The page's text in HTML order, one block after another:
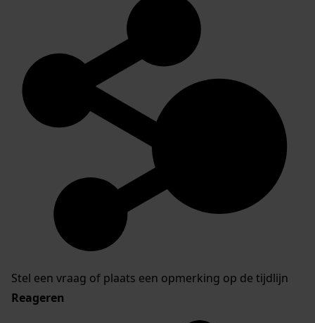
Stel een vraag of plaats een opmerking op de tijdlijn
Reageren